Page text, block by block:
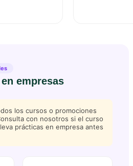
empresas
los cursos o promociones
con nosotros si el curso
prácticas en empresa antes